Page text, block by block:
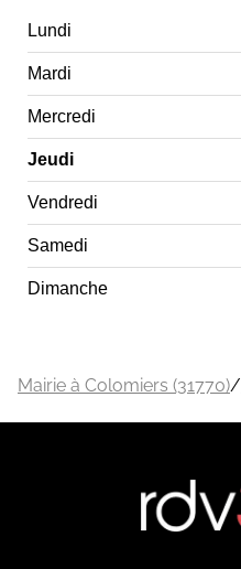
Lundi
Mardi
Mercredi
Jeudi
Vendredi
Samedi
Dimanche
Mairie à Colomiers (31770)/